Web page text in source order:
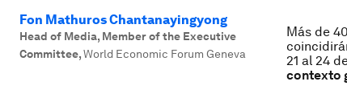
Fon Mathuros Chantanayingyong
Head of Media, Member of the Executive
Committee,World Economic Forum Geneva
Más de
21 al 24
contexto